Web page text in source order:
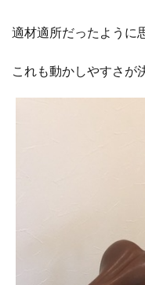
適材適所だったように
これも動かしやすさが